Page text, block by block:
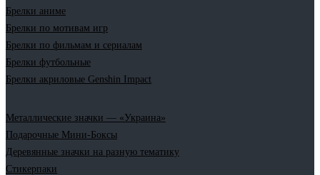
Брелки аниме
Брелки по мотивам игр
Брелки по фильмам и сериалам
Брелки футбольные
Брелки акриловые Genshin Impact
Металлические значки — «Украина»
Подарочные Мини-Боксы
Деревянные значки на разную тематику
Стикерпаки